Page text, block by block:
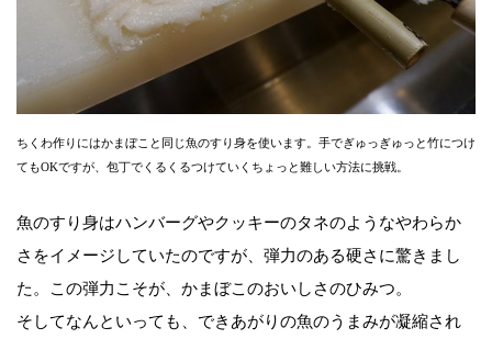
ちくわ作りにはかまぼこと同じ魚のすり身を使います。手でぎゅっぎゅっと竹につけ
てもOKですが、包丁でくるくるつけていくちょっと難しい方法に挑戦。
魚のすり身はハンバーグやクッキーのタネのようなやわらか
さをイメージしていたのですが、弾力のある硬さに驚きまし
た。この弾力こそが、かまぼこのおいしさのひみつ。
そしてなんといっても、できあがりの魚のうまみが凝縮され